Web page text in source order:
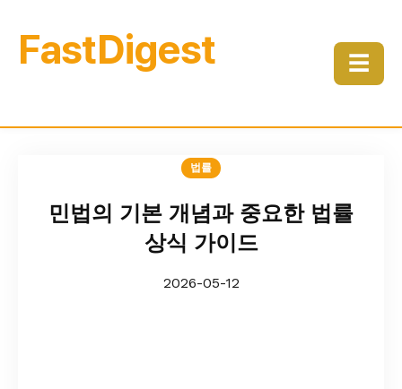
FastDigest ☰
법률
민법의 기본 개념과 중요한 법률
상식 가이드
2026-05-12